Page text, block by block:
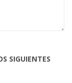
SIGUIENTES